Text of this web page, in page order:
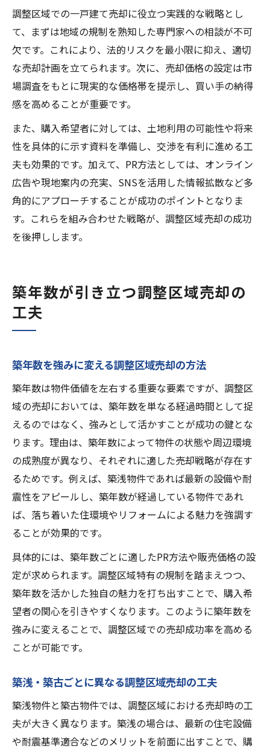
調整区域での一戸建て売却に役立つ実践的な戦略とし
て、まずは地域の規制を熟知した専門家への相談が不可
欠です。これにより、法的リスクを最小限に抑え、適切
な売却計画を立てられます。次に、売却価格の設定は市
場調査をもとに現実的な価格帯を提示し、買い手の納得
感を高めることが重要です。
また、購入希望者に対しては、土地利用の可能性や将来
性を具体的に示す資料を準備し、交渉を有利に進める工
夫も効果的です。加えて、PR方法としては、オンライン
広告や現地案内の充実、SNSを活用した情報拡散など多
角的にアプローチすることが成功のポイントとなりま
す。これらを組み合わせた戦略が、調整区域売却の成功
を後押しします。
築年数が引き立つ調整区域売却の
工夫
築年数を強みに変える調整区域売却の方法
築年数は物件価値を左右する重要な要素ですが、調整区
域の売却においては、築年数を単なる経過時間として捉
えるのではなく、強みとして活かすことが成功の鍵とな
ります。理由は、築年数によって物件の状態や周辺環境
の成熟度が異なり、それぞれに適した売却戦略が存在す
るためです。例えば、築浅物件であれば最新の設備や耐
震性をアピールし、築年数が経過している物件であれ
ば、落ち着いた住環境やリフォームによる魅力を強調す
ることが効果的です。
具体的には、築年数ごとに適したPR方法や販売価格の設
定が求められます。調整区域特有の規制を踏まえつつ、
築年数を活かした独自の魅力を打ち出すことで、購入希
望者の関心を引きやすくなります。このように築年数を
強みに変えることで、調整区域での売却成功率を高める
ことが可能です。
築浅・築古ごとに異なる調整区域売却の工夫
築浅物件と築古物件では、調整区域における売却時の工
夫が大きく異なります。築浅の場合は、最新の住宅設備
や耐震基準適合などのメリットを前面に出すことで、購